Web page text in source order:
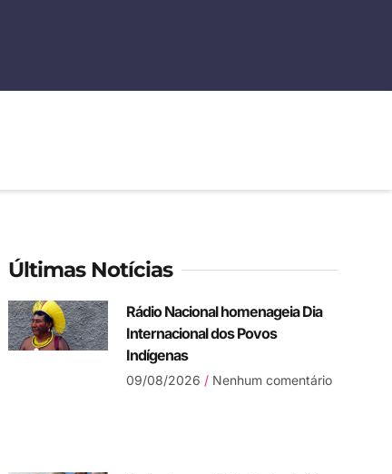
Últimas Notícias
Rádio Nacional homenageia Dia
Internacional dos Povos
Indígenas
09/08/2026 Nenhum comentário